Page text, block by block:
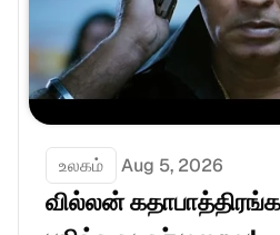
உலகம் Aug 5, 2026
வில்லன்